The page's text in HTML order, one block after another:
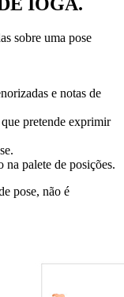
sobre uma pose
e notas de
pretende exprimir
na palete de posições.
pose, não é